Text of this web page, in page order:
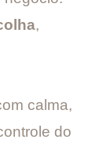
,
calma,
do